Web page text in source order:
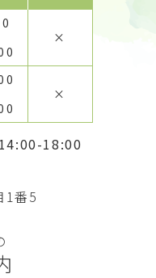
×
×
18:00
1番5